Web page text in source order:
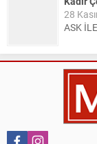
28
ASK
Nail
10